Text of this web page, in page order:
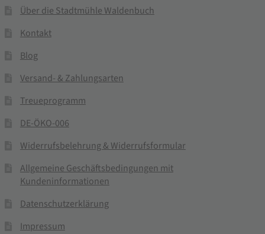
Über die Stadtmühle Waldenbuch
Kontakt
Blog
Versand- & Zahlungsarten
Treueprogramm
DE-ÖKO-006
Widerrufsbelehrung & Widerrufsformular
Allgemeine Geschäftsbedingungen mit
Kundeninformationen
Datenschutzerklärung
Impressum